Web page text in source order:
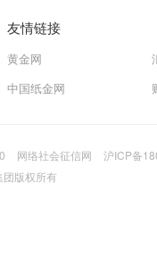
友情链接
黄金网
中国纸金网
网络社会征信网
沪ICP备
版权所有